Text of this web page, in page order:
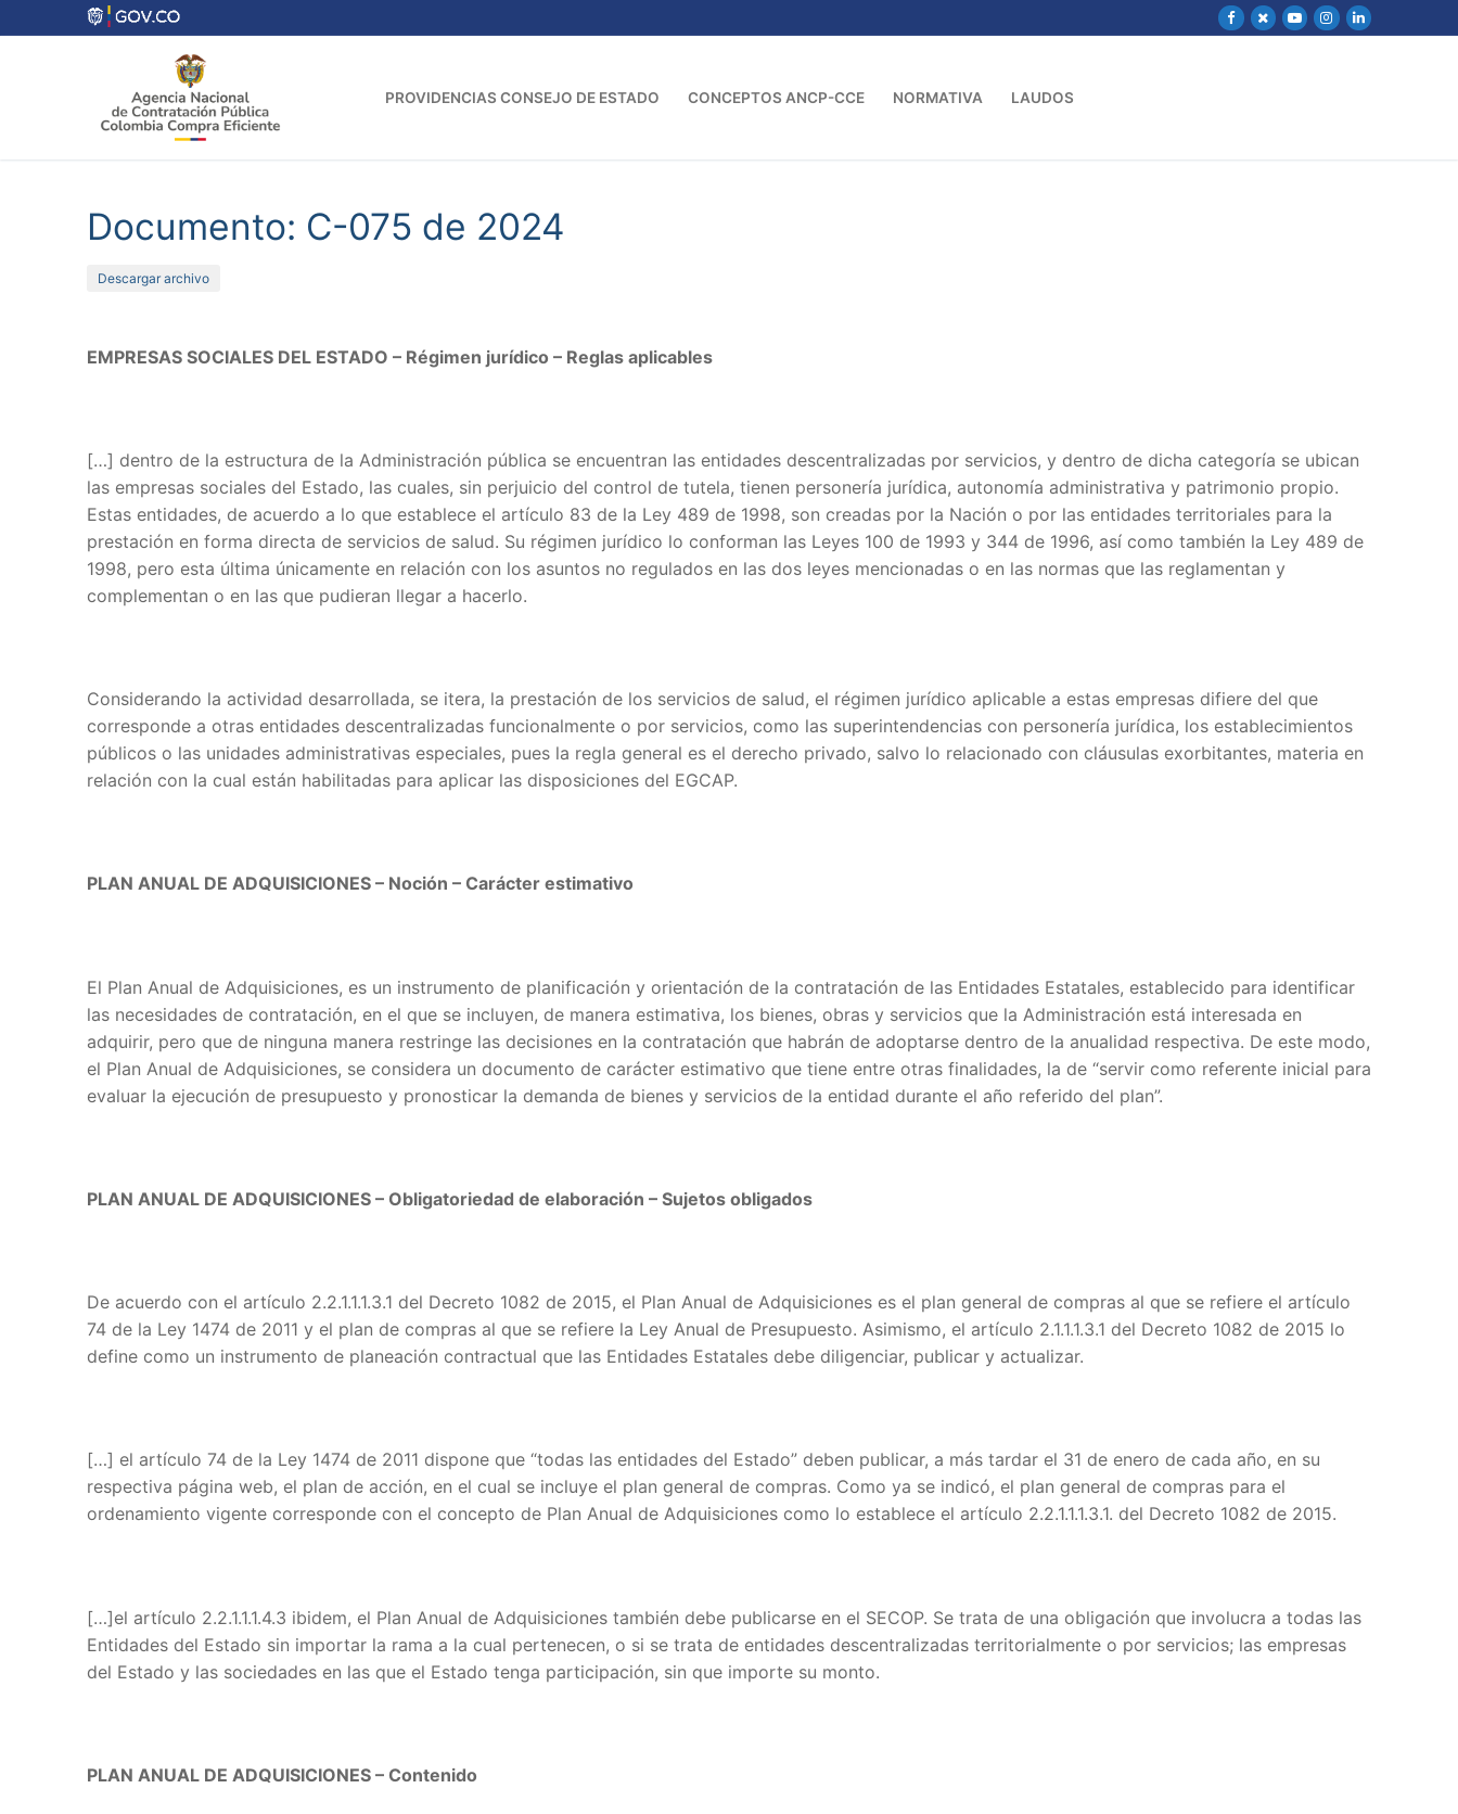
al
PROVIDENCIAS CONSEJO DE ESTADO CONCEPTOS ANCP-CCE NORMATIVA LAUDOS
Documento: C-075 de 2024
Descargar archivo
EMPRESAS SOCIALES DEL ESTADO – Régimen jurídico – Reglas aplicables
[…] dentro de la estructura de la Administración pública se encuentran las entidades descentralizadas por servicios, y dentro de dicha categoría se ubican
las empresas sociales del Estado, las cuales, sin perjuicio del control de tutela, tienen personería jurídica, autonomía administrativa y patrimonio propio.
Estas entidades, de acuerdo a lo que establece el artículo 83 de la Ley 489 de 1998, son creadas por la Nación o por las entidades territoriales para la
prestación en forma directa de servicios de salud. Su régimen jurídico lo conforman las Leyes 100 de 1993 y 344 de 1996, así como también la Ley 489 de
1998, pero esta última únicamente en relación con los asuntos no regulados en las dos leyes mencionadas o en las normas que las reglamentan y
complementan o en las que pudieran llegar a hacerlo.
Considerando la actividad desarrollada, se itera, la prestación de los servicios de salud, el régimen jurídico aplicable a estas empresas difiere del que
corresponde a otras entidades descentralizadas funcionalmente o por servicios, como las superintendencias con personería jurídica, los establecimientos
públicos o las unidades administrativas especiales, pues la regla general es el derecho privado, salvo lo relacionado con cláusulas exorbitantes, materia en
relación con la cual están habilitadas para aplicar las disposiciones del EGCAP.
PLAN ANUAL DE ADQUISICIONES – Noción – Carácter estimativo
El Plan Anual de Adquisiciones, es un instrumento de planificación y orientación de la contratación de las Entidades Estatales, establecido para identificar
las necesidades de contratación, en el que se incluyen, de manera estimativa, los bienes, obras y servicios que la Administración está interesada en
adquirir, pero que de ninguna manera restringe las decisiones en la contratación que habrán de adoptarse dentro de la anualidad respectiva. De este modo,
el Plan Anual de Adquisiciones, se considera un documento de carácter estimativo que tiene entre otras finalidades, la de “servir como referente inicial para
evaluar la ejecución de presupuesto y pronosticar la demanda de bienes y servicios de la entidad durante el año referido del plan”.
PLAN ANUAL DE ADQUISICIONES – Obligatoriedad de elaboración – Sujetos obligados
De acuerdo con el artículo 2.2.1.1.1.3.1 del Decreto 1082 de 2015, el Plan Anual de Adquisiciones es el plan general de compras al que se refiere el artículo
74 de la Ley 1474 de 2011 y el plan de compras al que se refiere la Ley Anual de Presupuesto. Asimismo, el artículo 2.1.1.1.3.1 del Decreto 1082 de 2015 lo
define como un instrumento de planeación contractual que las Entidades Estatales debe diligenciar, publicar y actualizar.
[…] el artículo 74 de la Ley 1474 de 2011 dispone que “todas las entidades del Estado” deben publicar, a más tardar el 31 de enero de cada año, en su
respectiva página web, el plan de acción, en el cual se incluye el plan general de compras. Como ya se indicó, el plan general de compras para el
ordenamiento vigente corresponde con el concepto de Plan Anual de Adquisiciones como lo establece el artículo 2.2.1.1.1.3.1. del Decreto 1082 de 2015.
[…]el artículo 2.2.1.1.1.4.3 ibidem, el Plan Anual de Adquisiciones también debe publicarse en el SECOP. Se trata de una obligación que involucra a todas las
Entidades del Estado sin importar la rama a la cual pertenecen, o si se trata de entidades descentralizadas territorialmente o por servicios; las empresas
del Estado y las sociedades en las que el Estado tenga participación, sin que importe su monto.
PLAN ANUAL DE ADQUISICIONES – Contenido